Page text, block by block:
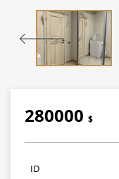
280000 $
8120000грн
ID